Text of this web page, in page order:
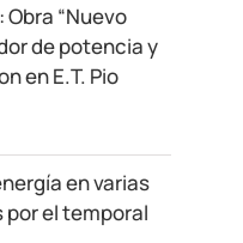
Obra “Nuevo
de potencia y
en E.T. Pio
en varias
el temporal